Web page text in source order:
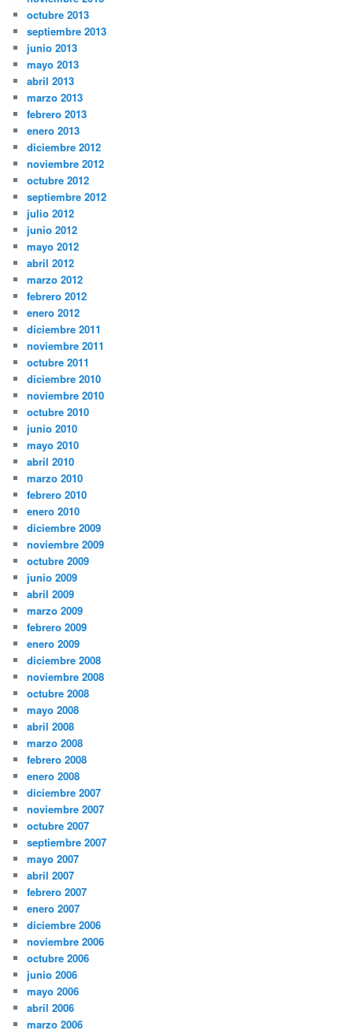
octubre 2013
septiembre 2013
junio 2013
mayo 2013
abril 2013
marzo 2013
febrero 2013
enero 2013
diciembre 2012
noviembre 2012
octubre 2012
septiembre 2012
julio 2012
junio 2012
mayo 2012
abril 2012
marzo 2012
febrero 2012
enero 2012
diciembre 2011
noviembre 2011
octubre 2011
diciembre 2010
noviembre 2010
octubre 2010
junio 2010
mayo 2010
abril 2010
marzo 2010
febrero 2010
enero 2010
diciembre 2009
noviembre 2009
octubre 2009
junio 2009
abril 2009
marzo 2009
febrero 2009
enero 2009
diciembre 2008
noviembre 2008
octubre 2008
mayo 2008
abril 2008
marzo 2008
febrero 2008
enero 2008
diciembre 2007
noviembre 2007
octubre 2007
septiembre 2007
mayo 2007
abril 2007
febrero 2007
enero 2007
diciembre 2006
noviembre 2006
octubre 2006
junio 2006
mayo 2006
abril 2006
marzo 2006